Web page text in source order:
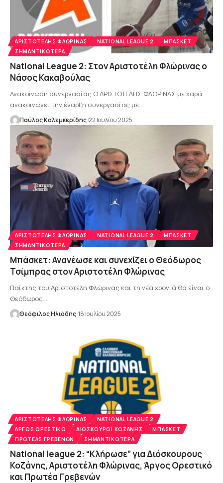
AΡΙΣΤΟΤΈΛΗΣ ΦΛΏΡΙΝΑΣ NATIONAL LEAGUE 2
ΜΠΆΣΚΕΤ
ΣΗΜΑΝΤΙΚΌΤΕΡΑ
National League 2: Στον Αριστοτέλη Φλώρινας ο
Νάσος Κακαβούλας
Ανακοίνωση συνεργασίας Ο ΑΡΙΣΤΟΤΕΛΗΣ ΦΛΩΡΙΝΑΣ με χαρά
ανακοινώνει την έναρξη συνεργασίας με…
Παύλος Καλεμκερίδης 22 Ιουλίου 2025
AΡΙΣΤΟΤΈΛΗΣ ΦΛΏΡΙΝΑΣ NATIONAL LEAGUE 2
ΜΠΆΣΚΕΤ
ΣΗΜΑΝΤΙΚΌΤΕΡΑ
Μπάσκετ: Ανανέωσε και συνεχίζει ο Θεόδωρος
Τσίμπρας στον Αριστοτέλη Φλώρινας
Παίκτης του Αριστοτέλη Φλώρινας και τη νέα χρονιά θα είναι ο
Θεόδωρος…
Θεόφιλος Ηλιάδης 18 Ιουλίου 2025
AΡΙΣΤΟΤΈΛΗΣ ΦΛΏΡΙΝΑΣ
NATIONAL LEAGUE 2
ΆΡΓΟΣ ΟΡΕΣΤΙΚΌ
ΔΙΌΣΚΟΥΡΟΙ ΚΟΖΆΝΗΣ
ΜΠΆΣΚΕΤ
ΠΡΩΤΈΑΣ ΓΡΕΒΕΝΏΝ
ΣΗΜΑΝΤΙΚΌΤΕΡΑ
National league 2: “Κλήρωσε” για Διόσκουρους
Κοζάνης, Αριστοτέλη Φλώρινας, Άργος Ορεστικό
και Πρωτέα Γρεβενών